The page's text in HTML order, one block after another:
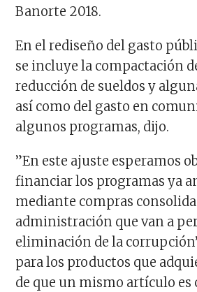
Banorte 2018.
En el rediseño del gasto
se incluye la compactación
reducción de sueldos y
así como del gasto en
algunos programas, dijo.
”En este ajuste esperamos
financiar los programas ya
mediante compras
administración que van a
eliminación de la
para los productos que
de que un mismo artículo